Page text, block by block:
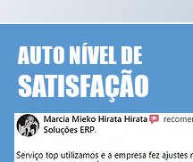
AUTO NÍVEL DE
SATISFAÇÃO